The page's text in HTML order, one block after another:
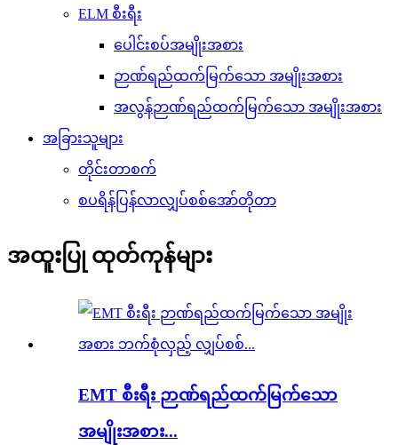
ELM စီးရီး
ပေါင်းစပ်အမျိုးအစား
ဉာဏ်ရည်ထက်မြက်သော အမျိုးအစား
အလွန်ဉာဏ်ရည်ထက်မြက်သော အမျိုးအစား
အခြားသူများ
တိုင်းတာစက်
စပရိန်ပြန်လာလျှပ်စစ်အော်တိုတာ
အထူးပြု ထုတ်ကုန်များ
EMT စီးရီး ဉာဏ်ရည်ထက်မြက်သော
အမျိုးအစား...